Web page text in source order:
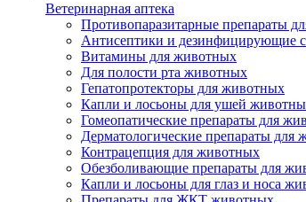
Ветеринарная аптека
Противопаразитарные препараты
Антисептики и дезинфицирующие
Витамины для животных
Для полости рта животных
Гепатопротекторы для животных
Капли и лосьоны для ушей
Гомеопатические препараты для
Дерматологические препараты для
Контрацепция для животных
Обезболивающие препараты для
Капли и лосьоны для глаз и носа